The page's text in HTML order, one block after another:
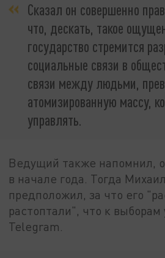
Сказал он совершенно
что, дескать, такое
государство стремится
социальные связи в
связи между людьми,
атомизированную массу,
управлять.
Ведущий также напомнил,
в начале года. Тогда
предположил, за что его
растоптали", что к выборам
Telegram.